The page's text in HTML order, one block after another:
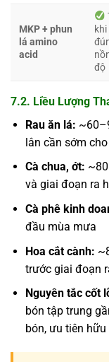
MKP + phun
lá amino
acid
khi
độ
7.2. Liều Lượng
Rau ăn lá:
lân cần sớm cho
Cà chua, ớt:
và giai đoạn ra
Cà phê kinh
đầu mùa mưa
Hoa cắt cành:
trước giai đoạn
Nguyên tắc cốt
bón tập trung
bón, ưu tiên